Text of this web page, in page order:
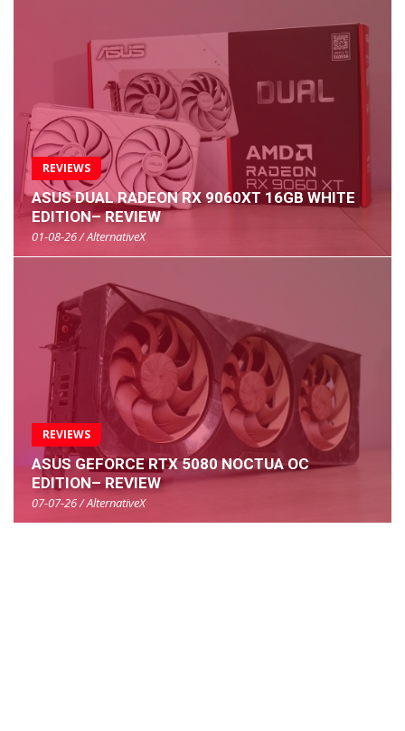
REVIEWS
ASUS DUAL RADEON RX 9060XT 16GB WHITE
EDITION– REVIEW
01-08-26 / AlternativeX
REVIEWS
ASUS GEFORCE RTX 5080 NOCTUA OC
EDITION– REVIEW
07-07-26 / AlternativeX